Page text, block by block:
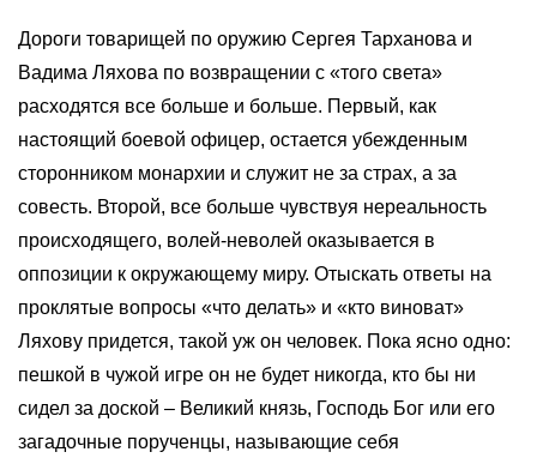
Дороги товарищей по оружию Сергея Тарханова и
Вадима Ляхова по возвращении с «того света»
расходятся все больше и больше. Первый, как
настоящий боевой офицер, остается убежденным
сторонником монархии и служит не за страх, а за
совесть. Второй, все больше чувствуя нереальность
происходящего, волей-неволей оказывается в
оппозиции к окружающему миру. Отыскать ответы на
проклятые вопросы «что делать» и «кто виноват»
Ляхову придется, такой уж он человек. Пока ясно одно:
пешкой в чужой игре он не будет никогда, кто бы ни
сидел за доской – Великий князь, Господь Бог или его
загадочные порученцы, называющие себя